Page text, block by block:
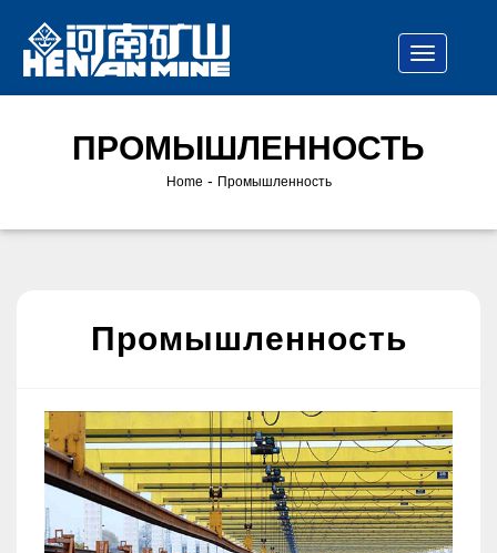
ПРОМЫШЛЕННОСТЬ
Home - Промышленность
Промышленность